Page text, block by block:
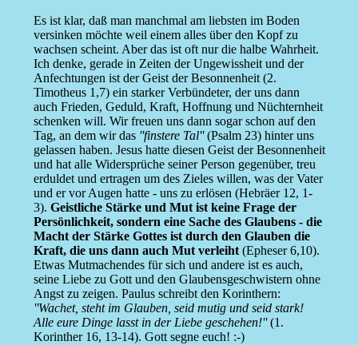
Es ist klar, daß man manchmal am liebsten im Boden
versinken möchte weil einem alles über den Kopf zu
wachsen scheint. Aber das ist oft nur die halbe Wahrheit.
Ich denke, gerade in Zeiten der Ungewissheit und der
Anfechtungen ist der Geist der Besonnenheit (2.
Timotheus 1,7) ein starker Verbündeter, der uns dann
auch Frieden, Geduld, Kraft, Hoffnung und Nüchternheit
schenken will. Wir freuen uns dann sogar schon auf den
Tag, an dem wir das ''finstere Tal''(Psalm 23) hinter uns
gelassen haben. Jesus hatte diesen Geist der Besonnenheit
und hat alle Widersprüche seiner Person gegenüber, treu
erduldet und ertragen um des Zieles willen, was der Vater
und er vor Augen hatte - uns zu erlösen (Hebräer 12, 1-
3). Geistliche Stärke und Mut ist keine Frage der
Persönlichkeit, sondern eine Sache des Glaubens - die
Macht der Stärke Gottes ist durch den Glauben die
Kraft, die uns dann auch Mut verleiht(Epheser 6,10).
Etwas Mutmachendes für sich und andere ist es auch,
seine Liebe zu Gott und den Glaubensgeschwistern ohne
Angst zu zeigen. Paulus schreibt den Korinthern:
''Wachet, steht im Glauben, seid mutig und seid stark!
Alle eure Dinge lasst in der Liebe geschehen!''(1.
Korinther 16, 13-14). Gott segne euch! :-)